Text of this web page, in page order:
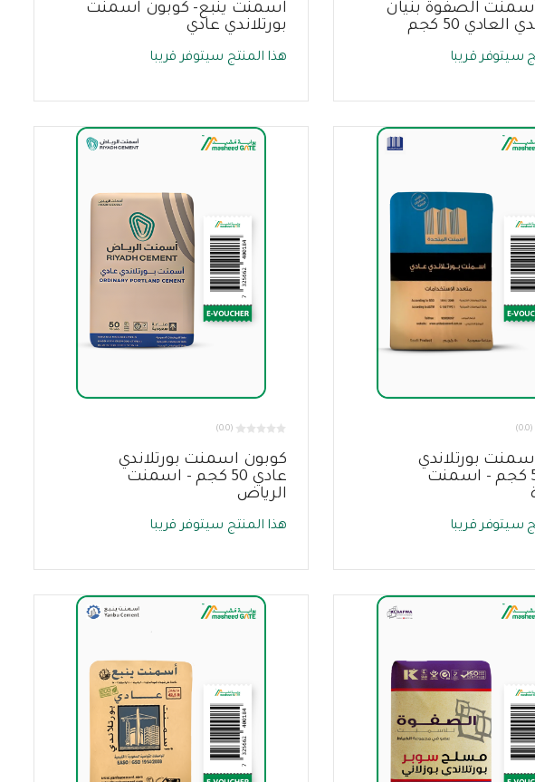
الصفوة بنيان
العادي 50 كجم
سيتوفر قريبا
اسمنت ينبع- كوبون اسمنت
بورتلاندي عادي
هذا المنتج سيتوفر قريبا
(0.0)
بورتلاندي
عادي 50 كجم - اسمنت
سيتوفر قريبا
(0.0)
كوبون اسمنت بورتلاندي
عادي 50 كجم - اسمنت
الرياض
هذا المنتج سيتوفر قريبا